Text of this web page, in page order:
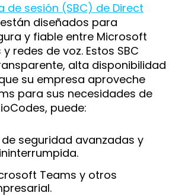
sesión (SBC) de Direct
están diseñados para
y fiable entre Microsoft
redes de voz. Estos SBC
alta disponibilidad
su empresa aproveche
para sus necesidades de
puede:
seguridad avanzadas y
Teams y otros